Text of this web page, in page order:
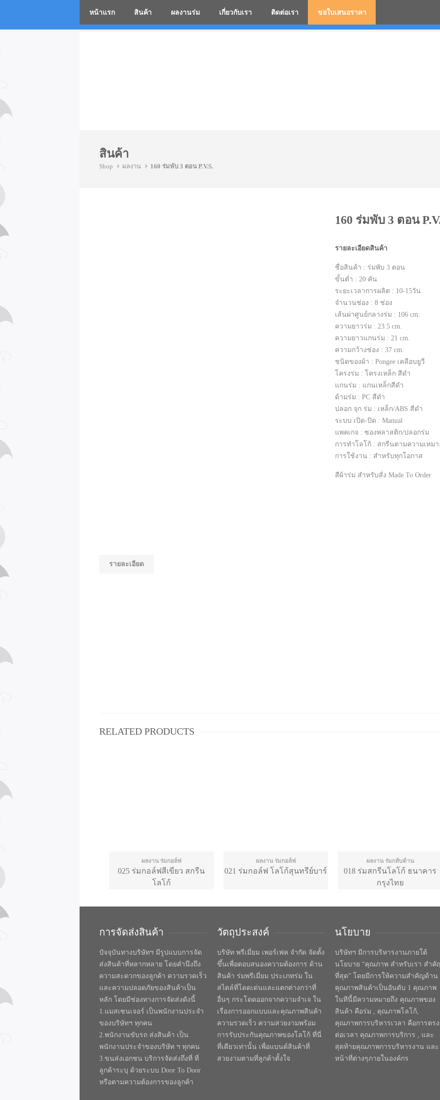
หน้าแรก สินค้า ผลงานร่ม เกี่ยวกับเรา ติดต่อเรา ขอใบเสนอราคา
สินค้า
Shop ผลงาน 160 ร่มพับ 3 ตอน P.V.S.
160 ร่มพับ 3 ตอน
รายละเอียดสินค้า
ชื่อสินค้า : ร่มพับ 3 ตอน
ขั้นต่ำ : 20 คัน
ระยะเวลาการผลิต : 10-15​วัน​
จำนวนช่อง : 8 ช่อง
เส้นผ่าศูนย์กลางร่ม : 106 cm.
ความยาวร่ม : 23.5 cm.
ความยาวแกนร่ม : 21 cm.
ความกว้างช่อง : 37 cm.
ชนิดของผ้า : Pongee เคลือบยูวี
โครงร่ม : โครงเหล็ก สีดำ
แกนร่ม : แกนเหล็กสีดำ
ด้ามร่ม : PC สีดำ
ปลอก จุก ร่ม : เหล็ก/ABS สีดำ
ระบบ เปิด-ปิด : Manual
แพคเกจ : ซองพลาสติก/ปลอกร่ม
การทำโลโก้ : สกรีนตามความเหม
การใช้งาน : สำหรับทุกโอกาส
สีผ้าร่ม สำหรับสั่ง Made To Order
รายละเอียด
RELATED PRODUCTS
ผลงาน ร่มกอล์ฟ
025 ร่มกอล์ฟสีเขียว สกรีน
โลโก้
ผลงาน ร่มกอล์ฟ
021 ร่มกอล์ฟ โลโก้สุนทรีย์บาร์
ผลงาน ร่มกลับด้าน
018 ร่มสกรีนโลโก้ ธนาคาร
กรุงไทย
การจัดส่งสินค้า
ปัจจุบันทางบริษัทฯ มีรูปแบบการจัด
ส่งสินค้าที่หลากหลาย โดยคำนึงถึง
ความสะดวกของลูกค้า ความรวดเร็ว
และความปลอดภัยของสินค้าเป็น
หลัก โดยมีช่องทางการจัดส่งดังนี้
1.แมสเซนเจอร์ เป็นพนักงานประจำ
ของบริษัทฯ ทุกคน
2.พนักงานขับรถ ส่งสินค้า เป็น
พนักงานประจำของบริษัท ฯ ทุกคน
3.ขนส่งเอกชน บริการจัดส่งถึงที่ ที่
ลูกค้าระบุ ด้วยระบบ Door To Door
หรือตามความต้องการของลูกค้า
วัตถุประสงค์
บริษัท พรีเมี่ยม เพอร์เฟค จำกัด จัดตั้ง
ขึ้นเพื่อตอบสนองความต้องการ ด้าน
สินค้า ร่มพรีเมี่ยม ประเภทร่ม ใน
สไตล์ที่โดดเด่นและแตกต่างกว่าที่
อื่นๆ กระโดดออกจากความจำเจ ใน
เรื่องการออกแบบและคุณภาพสินค้า
ความรวดเร็ว ความสวยงามพร้อม
การรับประกันคุณภาพของโลโก้ ที่นี่
ที่เดียวเท่านั้น เพื่อแบนด์สินค้าที่
สวยงามตามที่ลูกค้าตั้งใจ
นโยบาย
บริษัทฯ มีการบริหารงานภายใต้
นโยบาย “คุณภาพ สำหรับเรา สำคั
ที่สุด” โดยมีการให้ความสำคัญด้าน
คุณภาพสินค้าเป็นอันดับ 1 คุณภาพ
ในทีนี้มีความหมายถึง คุณภาพของ
สินค้า คือร่ม , คุณภาพโลโก้,
คุณภาพการบริหารเวลา คือการตรง
ต่อเวลา คุณภาพการบริการ , และ
สุดท้ายคุณภาพการบริหารงาน และ
หน้าที่ต่างๆภายในองค์กร
โรงงานร่มสกรีนโลโก้ ร่มพรีเมี่ยม ร่มตอนเดียว ร่มกอล์ฟ ร่มกลับด้า